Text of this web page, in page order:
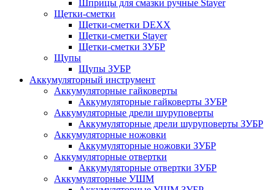
Шприцы для смазки ручные Stayer
Щетки-сметки
Щетки-сметки DEXX
Щетки-сметки Stayer
Щетки-сметки ЗУБР
Щупы
Щупы ЗУБР
Аккумуляторный инструмент
Аккумуляторные гайковерты
Аккумуляторные гайковерты ЗУБР
Аккумуляторные дрели шуруповерты
Аккумуляторные дрели шуруповерты ЗУБР
Аккумуляторные ножовки
Аккумуляторные ножовки ЗУБР
Аккумуляторные отвертки
Аккумуляторные отвертки ЗУБР
Аккумуляторные УШМ